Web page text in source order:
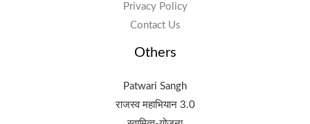
Privacy Policy
Contact Us
Others
Patwari Sangh
राजस्व महाभियान 3.0